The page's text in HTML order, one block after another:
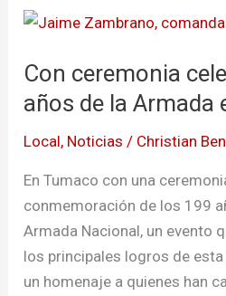
Con ceremonia
años de la Armada
Local, Noticias / Christian
En Tumaco con una
conmemoración de los 199
Armada Nacional, un evento
los principales logros de
un homenaje a quienes han
Con
celebraron
los
años
de
Armada
en
Tumaco